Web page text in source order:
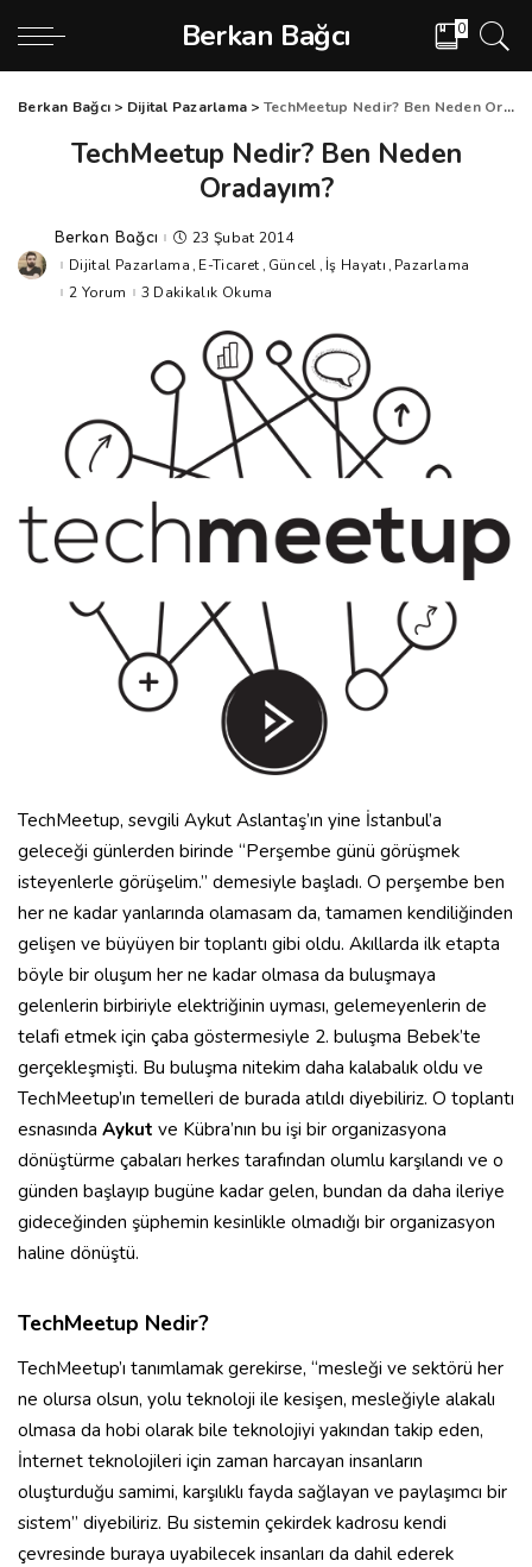
Berkan Bağcı 0
Berkan Bağcı > Dijital Pazarlama > TechMeetup Nedir? Ben Neden Oradayım?
TechMeetup Nedir? Ben Neden
Oradayım?
Posted
by
Berkan Bağcı
23 Şubat 2014
Dijital Pazarlama E-Ticaret Güncel İş Hayatı Pazarlama
2 Yorum
3 Dakikalık Okuma
TechMeetup, sevgili Aykut Aslantaş’ın yine İstanbul’a
geleceği günlerden birinde “Perşembe günü görüşmek
isteyenlerle görüşelim.” demesiyle başladı. O perşembe ben
her ne kadar yanlarında olamasam da, tamamen kendiliğinden
gelişen ve büyüyen bir toplantı gibi oldu. Akıllarda ilk etapta
böyle bir oluşum her ne kadar olmasa da buluşmaya
gelenlerin birbiriyle elektriğinin uyması, gelemeyenlerin de
telafi etmek için çaba göstermesiyle 2. buluşma Bebek’te
gerçekleşmişti. Bu buluşma nitekim daha kalabalık oldu ve
TechMeetup’ın temelleri de burada atıldı diyebiliriz. O toplantı
esnasında Aykut ve Kübra’nın bu işi bir organizasyona
dönüştürme çabaları herkes tarafından olumlu karşılandı ve o
günden başlayıp bugüne kadar gelen, bundan da daha ileriye
gideceğinden şüphemin kesinlikle olmadığı bir organizasyon
haline dönüştü.
TechMeetup Nedir?
TechMeetup’ı tanımlamak gerekirse, “mesleği ve sektörü her
ne olursa olsun, yolu teknoloji ile kesişen, mesleğiyle alakalı
olmasa da hobi olarak bile teknolojiyi yakından takip eden,
İnternet teknolojileri için zaman harcayan insanların
oluşturduğu samimi, karşılıklı fayda sağlayan ve paylaşımcı bir
sistem” diyebiliriz. Bu sistemin çekirdek kadrosu kendi
çevresinde buraya uyabilecek insanları da dahil ederek